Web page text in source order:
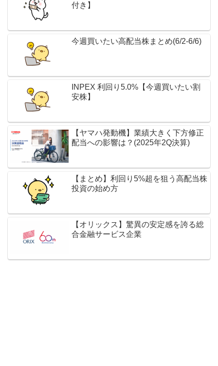
付き】
今週買いたい高配当株まとめ(6/2-6/6)
INPEX 利回り5.0%【今週買いたい割
安株】
【ヤマハ発動機】業績大きく下方修正
配当への影響は？(2025年2Q決算)
【まとめ】利回り5%超を狙う高配当株
投資の始め方
【オリックス】驚異の安定感を誇る総
合金融サービス企業